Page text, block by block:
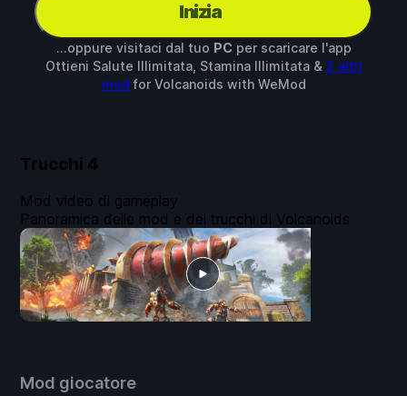
Inizia
...oppure visitaci dal tuo PC per scaricare l'app
Ottieni Salute Illimitata, Stamina Illimitata & 2 altri
mod for Volcanoids with WeMod
Trucchi 4
Mod giocatore
Mod video di gameplay
Panoramica delle mod e dei trucchi di Volcanoids